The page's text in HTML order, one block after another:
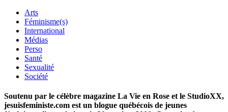
Arts
Féminisme(s)
International
Médias
Perso
Santé
Sexualité
Société
Soutenu par le célèbre magazine La Vie en Rose et le StudioXX,
jesuisfeministe.com est un blogue québécois de jeunes